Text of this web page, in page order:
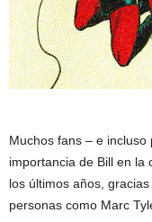
Muchos fans – e
importancia de Bill en la
los últimos años,
personas como Marc